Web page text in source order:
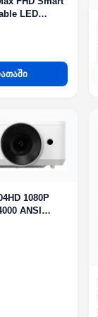
LED
1080P
ANSI